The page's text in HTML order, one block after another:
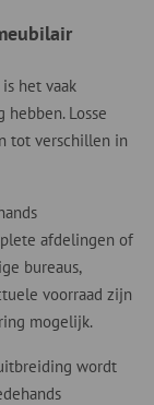
het vaak
Losse
tot verschillen in
afdelingen of
bureaus,
voorraad zijn
mogelijk.
wordt